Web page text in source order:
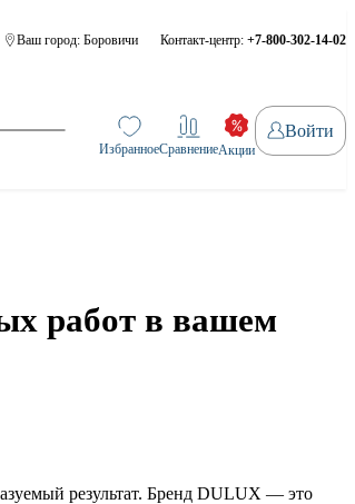
Ваш город: Боровичи Контакт-центр: +7-800-302-14-02
ИзбранноеСравнениеАкции
Войти
работ в вашем
результат. Бренд DULUX — это